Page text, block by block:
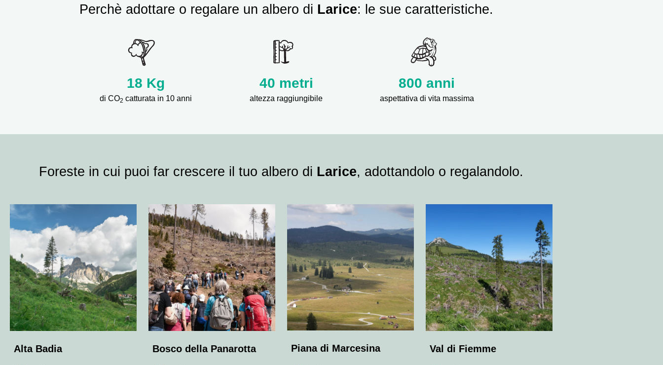
Perchè adottare o regalare un albero di Larice: le sue caratteristiche.
18 Kg
di CO2 catturata in 10 anni
40 metri
altezza raggiungibile
800 anni
aspettativa di vita massima
Foreste in cui puoi far crescere il tuo albero di Larice, adottandolo o regalandolo.
Alta Badia Bosco della Panarotta Piana di Marcesina Val di Fiemme